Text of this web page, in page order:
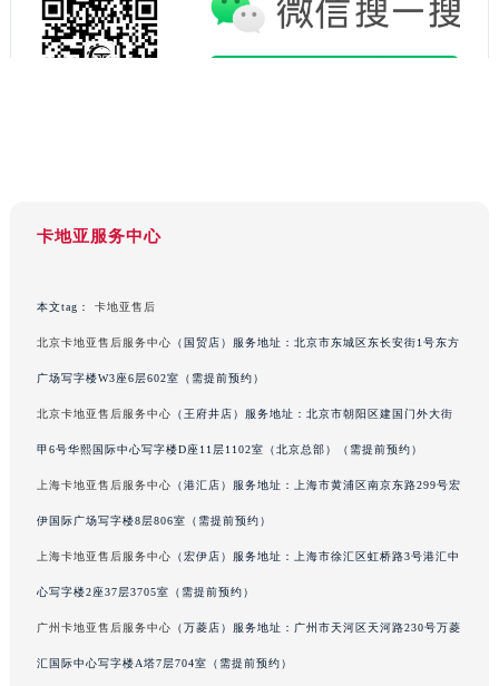
卡地亚服务中心
本文tag： 卡地亚售后
北京卡地亚售后服务中心 （国贸店）服务地址：北京市东城区东长安街1号东方
广场写字楼W3座6层602室（需提前预约）
北京卡地亚售后服务中心 （王府井店）服务地址：北京市朝阳区建国门外大街
甲6号华熙国际中心写字楼D座11层1102室（北京总部）（需提前预约）
上海卡地亚售后服务中心 （港汇店）服务地址：上海市黄浦区南京东路299号宏
伊国际广场写字楼8层806室（需提前预约）
上海卡地亚售后服务中心 （宏伊店）服务地址：上海市徐汇区虹桥路3号港汇中
心写字楼2座37层3705室（需提前预约）
广州卡地亚售后服务中心 （万菱店）服务地址：广州市天河区天河路230号万菱
汇国际中心写字楼A塔7层704室（需提前预约）